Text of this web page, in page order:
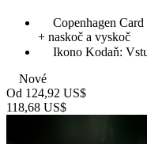
Copenhagen
+ naskoč a vyskoč
Ikono Kodaň:
Nové
Od 124,92 US$
118,68 US$